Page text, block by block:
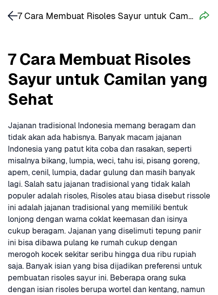
7 Cara Membuat Risoles
Sayur untuk Camilan yang
Sehat
Jajanan tradisional Indonesia memang beragam dan
tidak akan ada habisnya. Banyak macam jajanan
Indonesia yang patut kita coba dan rasakan, seperti
misalnya bikang, lumpia, weci, tahu isi, pisang goreng,
apem, cenil, lumpia, dadar gulung dan masih banyak
lagi. Salah satu jajanan tradisional yang tidak kalah
populer adalah risoles, Risoles atau biasa disebut rissole
ini adalah jajanan tradisional yang memiliki bentuk
lonjong dengan warna coklat keemasan dan isinya
cukup beragam. Jajanan yang diselimuti tepung panir
ini bisa dibawa pulang ke rumah cukup dengan
merogoh kocek sekitar seribu hingga dua ribu rupiah
saja. Banyak isian yang bisa dijadikan preferensi untuk
pembuatan risoles sayur ini. Beberapa orang suka
dengan isian risoles berupa wortel dan kentang, namun
7 Cara Membuat Risoles Sayur untuk Camilan yang Sehat